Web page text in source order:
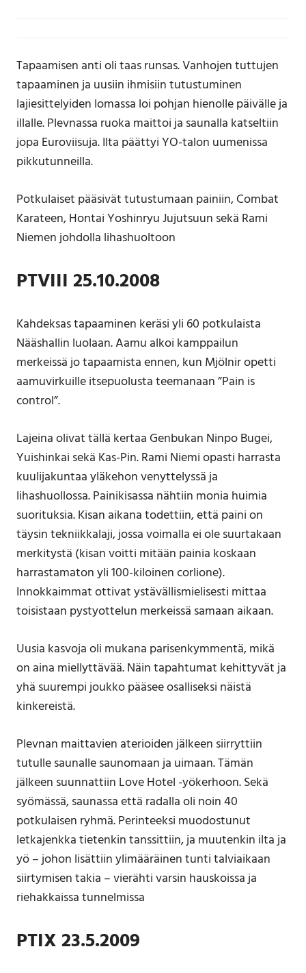
Tapaamisen anti oli taas runsas. Vanhojen tuttujen
tapaaminen ja uusiin ihmisiin tutustuminen
lajiesittelyiden lomassa loi pohjan hienolle päivälle ja
illalle. Plevnassa ruoka maittoi ja saunalla katseltiin
jopa Euroviisuja. Ilta päättyi YO-talon uumenissa
pikkutunneilla.
Potkulaiset pääsivät tutustumaan painiin, Combat
Karateen, Hontai Yoshinryu Jujutsuun sekä Rami
Niemen johdolla lihashuoltoon
PTVIII 25.10.2008
Kahdeksas tapaaminen keräsi yli 60 potkulaista
Nääshallin luolaan. Aamu alkoi kamppailun
merkeissä jo tapaamista ennen, kun Mjölnir opetti
aamuvirkuille itsepuolusta teemanaan ”Pain is
control”.
Lajeina olivat tällä kertaa Genbukan Ninpo Bugei,
Yuishinkai sekä Kas-Pin. Rami Niemi opasti harrasta
kuulijakuntaa yläkehon venyttelyssä ja
lihashuollossa. Painikisassa nähtiin monia huimia
suorituksia. Kisan aikana todettiin, että paini on
täysin tekniikkalaji, jossa voimalla ei ole suurtakaan
merkitystä (kisan voitti mitään painia koskaan
harrastamaton yli 100-kiloinen corlione).
Innokkaimmat ottivat ystävällismielisesti mittaa
toisistaan pystyottelun merkeissä samaan aikaan.
Uusia kasvoja oli mukana parisenkymmentä, mikä
on aina miellyttävää. Näin tapahtumat kehittyvät ja
yhä suurempi joukko pääsee osalliseksi näistä
kinkereistä.
Plevnan maittavien aterioiden jälkeen siirryttiin
tutulle saunalle saunomaan ja uimaan. Tämän
jälkeen suunnattiin Love Hotel -yökerhoon. Sekä
syömässä, saunassa että radalla oli noin 40
potkulaisen ryhmä. Perinteeksi muodostunut
letkajenkka tietenkin tanssittiin, ja muutenkin ilta ja
yö – johon lisättiin ylimääräinen tunti talviaikaan
siirtymisen takia – vierähti varsin hauskoissa ja
riehakkaissa tunnelmissa
PTIX 23.5.2009